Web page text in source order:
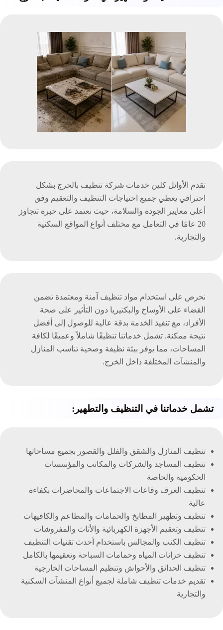
تقدم الأوائل كلين خدمات شركة تنظيف بالخرج بشكل
احترافي يغطي جميع احتياجات التنظيف والتعقيم وفق
أعلى معايير الجودة والسلامة، حيث نعتمد على خبرة تتجاوز
20 عامًا في التعامل مع مختلف أنواع المواقع السكنية
والتجارية.
نحرص على استخدام مواد تنظيف آمنة ومعتمدة تضمن
القضاء على الأوساخ والبكتيريا دون التأثير على صحة
الأفراد، مع تنفيذ الخدمة بدقة عالية للوصول إلى أفضل
نتيجة ممكنة. تشمل خدماتنا تنظيفًا شاملاً وعميقًا لكافة
المساحات، مما يوفر بيئة نظيفة وصحية تناسب المنازل
والمنشآت المختلفة داخل الخرج.
تشمل خدماتنا في التنظيف والتطهير:
تنظيف المنازل والشقق والفلل والقصور بجميع مساحاتها
تنظيف المساجد والشركات والمكاتب والمؤسسات
الحكومية والخاصة
تنظيف الغرف وقاعات الاجتماعات والمحاضرات بكفاءة
عالية
تنظيف وتطهير المطابخ والحمامات والمطاعم والكافيهات
تنظيف وتعقيم الأجهزة الكهربائية والأثاث والمفروشات
تنظيف الكنب والمجالس باستخدام أحدث تقنيات التنظيف
تنظيف خزانات المياه وحمامات السباحة وتعقيمها بالكامل
تنظيف الحدائق والأحواش وتنظيم المساحات الخارجية
تقديم خدمات تنظيف شاملة لجميع أنواع المنشآت السكنية
والتجارية